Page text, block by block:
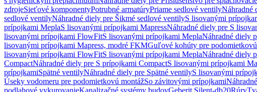
zdrojeSieťové komponentyPotrubné armatúryPriame sedlové ventilyNáhradné
sedlové ventilyNáhradné diely pre Šikmé sedlové ventilyS lisovanými
prípojkami MeplaS lisovanými prípojkami MapressNáhradné diely pre S
lisovanými prípojkami FlowFitS lisovanými prípojkami MeplaNáhradné diely
lisovanými prípojkami Mapress, modré FKMGuľové kohúty pre
lisovanými prípojkami FlowFitS lisovanými prípojkami MeplaNáhradné diely
CompactNáhradné diely pre S prípojkami CompactS lisovanými prípojkami
prípojkamiSpätné ventilyNáhradné diely pre Spätné ventilyS lisovanými
Úseky vodomeru pre podomietkovú montážSo závitovými prípojkami
podlahové vykurovanieKanalizačné systémy budovGeberit Silent-db20Rúry